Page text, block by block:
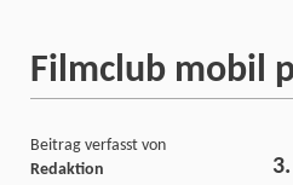
Filmclub mobil
Beitrag verfasst von
Redaktion